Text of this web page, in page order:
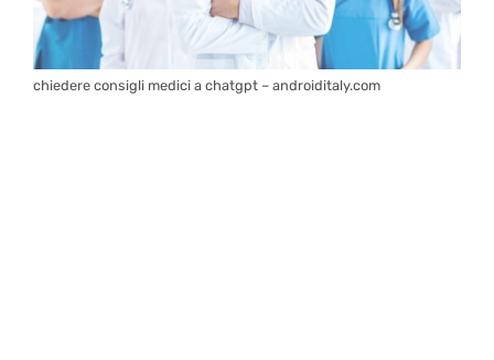
chiedere consigli medici a chatgpt – androiditaly.com